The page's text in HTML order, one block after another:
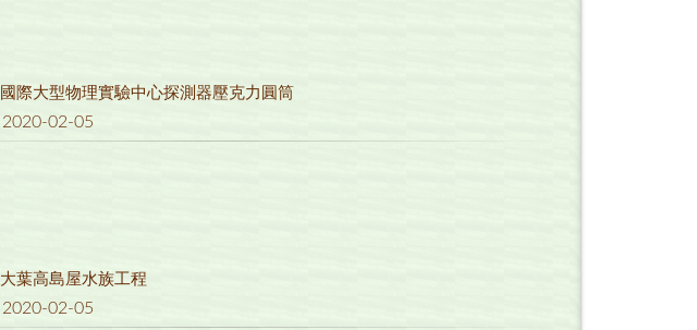
國際大型物理實驗中心探測器壓克力圓筒
2020-02-05
大葉高島屋水族工程
2020-02-05